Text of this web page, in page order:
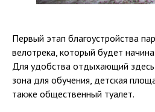
Первый этап благоустройства
велотрека, который будет
Для удобства отдыхающий здесь
зона для обучения, детская
также общественный туалет.